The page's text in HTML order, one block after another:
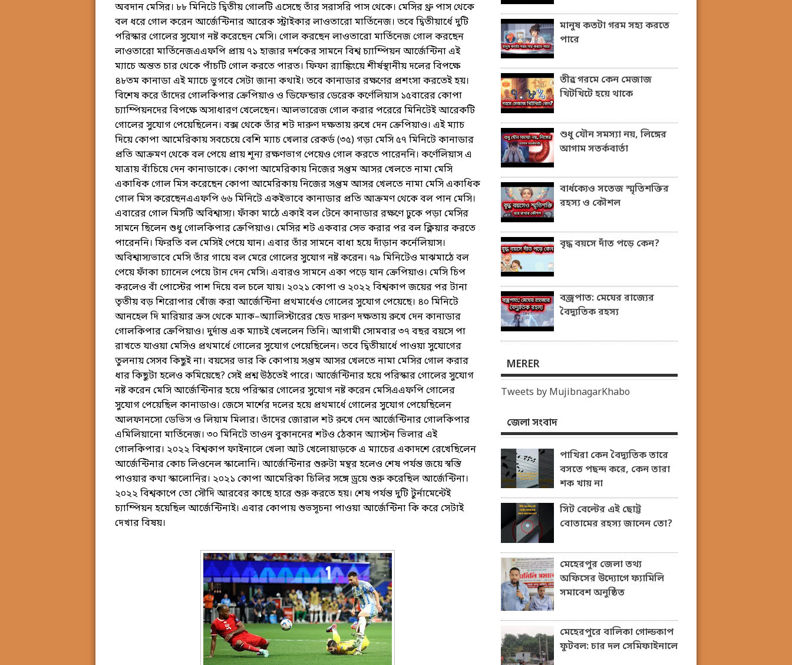
অবদান মেসির। ৮৮ মিনিটে দ্বিতীয় গোলটি এসেছে তাঁর সরাসরি পাস থেকে। মেসির থ্রু পাস থেকে
বল ধরে গোল করেন আর্জেন্টিনার আরেক স্ট্রাইকার লাওতারো মার্তিনেজ। তবে দ্বিতীয়ার্ধে দুটি
পরিস্কার গোলের সুযোগ নষ্ট করেছেন মেসি। গোল করছেন লাওতারো মার্তিনেজ গোল করছেন
লাওতারো মার্তিনেজএএফপি প্রায় ৭১ হাজার দর্শকের সামনে বিশ্ব চ্যাম্পিয়ন আর্জেন্টিনা এই
ম্যাচে অন্তত চার থেকে পাঁচটি গোল করতে পারত। ফিফা র‌্যাঙ্কিংয়ে শীর্ষস্থানীয় দলের বিপক্ষে
৪৮তম কানাডা এই ম্যাচে ভুগবে সেটা জানা কথাই। তবে কানাডার রক্ষণের প্রশংসা করতেই হয়।
বিশেষ করে তাঁদের গোলকিপার ক্রেপিয়াও ও ডিফেন্ডার ডেরেক কর্ণেলিয়াস ১৫বারের কোপা
চ্যাম্পিয়নদের বিপক্ষে অসাধারণ খেলেছেন। আলভারেজ গোল করার পরেরে মিনিটেই আরেকটি
গোলের সুযোগ পেয়েছিলেন। বক্স থেকে তাঁর শট দারুণ দক্ষতায় রুখে দেন ক্রেপিয়াও। এই ম্যাচ
দিয়ে কোপা আমেরিকায় সবচেয়ে বেশি ম্যাচ খেলার রেকর্ড (৩৫) গড়া মেসি ৫৭ মিনিটে কানাডার
প্রতি আক্রমণ থেকে বল পেয়ে প্রায় শূন্য রক্ষণভাগ পেয়েও গোল করতে পারেননি। কর্ণেলিয়াস এ
যাত্রায় বাঁচিয়ে দেন কানাডাকে। কোপা আমেরিকায় নিজের সপ্তম আসর খেলতে নামা মেসি
একাধিক গোল মিস করেছেন কোপা আমেরিকায় নিজের সপ্তম আসর খেলতে নামা মেসি একাধিক
গোল মিস করেছেনএএফপি ৬৬ মিনিটে একইভাবে কানাডার প্রতি আক্রমণ থেকে বল পান মেসি।
এবারের গোল মিসটি অবিশ্বাস্য। ফাঁকা মাঠে একাই বল টেনে কানাডার রক্ষণে ঢুকে পড়া মেসির
সামনে ছিলেন শুধু গোলকিপার ক্রেপিয়াও। মেসির শট একবার সেভ করার পর বল ক্লিয়ার করতে
পারেননি। ফিরতি বল মেসিই পেয়ে যান। এবার তাঁর সামনে বাধা হয়ে দাঁড়ান কর্নেলিয়াস।
অবিশ্বাস্যভাবে মেসি তাঁর গায়ে বল মেরে গোলের সুযোগ নষ্ট করেন। ৭৯ মিনিটেও মাঝমাঠে বল
পেয়ে ফাঁকা চ্যানেল পেয়ে টান দেন মেসি। এবারও সামনে একা পড়ে যান ক্রেপিয়াও। মেসি চিপ
করলেও বাঁ পোস্টের পাশ দিয়ে বল চলে যায়। ২০২১ কোপা ও ২০২২ বিশ্বকাপ জয়ের পর টানা
তৃতীয় বড় শিরোপার খোঁজ করা আর্জেন্টিনা প্রথমার্ধেও গোলের সুযোগ পেয়েছে। ৪০ মিনিটে
আনহেল দি মারিয়ার ক্রস থেকে ম্যাক–অ্যালিস্টারের হেড দারুণ দক্ষতায় রুখে দেন কানাডার
গোলকিপার ক্রেপিয়াও। দুর্দান্ত এক ম্যাচই খেললেন তিনি। আগামী সোমবার ৩৭ বছর বয়সে পা
রাখতে যাওয়া মেসিও প্রথমার্ধে গোলের সুযোগ পেয়েছিলেন। তবে দ্বিতীয়ার্ধে পাওয়া সুযোগের
তুলনায় সেসব কিছুই না। বয়সের ভার কি কোপায় সপ্তম আসর খেলতে নামা মেসির গোল করার
ধার কিছুটা হলেও কমিয়েছে? সেই প্রশ্ন উঠতেই পারে। আর্জেন্টিনার হয়ে পরিস্কার গোলের সুযোগ
নষ্ট করেন মেসি আর্জেন্টিনার হয়ে পরিস্কার গোলের সুযোগ নষ্ট করেন মেসিএএফপি গোলের
সুযোগ পেয়েছিল কানাডাও। জেসে মার্শের দলের হয়ে প্রথমার্ধে গোলের সুযোগ পেয়েছিলেন
আলফানসো ডেভিস ও লিয়াম মিলার। তাঁদের জোরাল শট রুখে দেন আর্জেন্টিনার গোলকিপার
এমিলিয়ানো মার্তিনেজ। ৩০ মিনিটে তাওন বুকাননের শটও ঠেকান অ্যাস্টন ভিলার এই
গোলকিপার। ২০২২ বিশ্বকাপ ফাইনালে খেলা আট খেলোয়াড়কে এ ম্যাচের একাদশে রেখেছিলেন
আর্জেন্টিনার কোচ লিওনেল স্কালোনি। আর্জেন্টিনার শুরুটা মন্থর হলেও শেষ পর্যন্ত জয়ে স্বস্তি
পাওয়ার কথা স্কালোনির। ২০২১ কোপা আমেরিকা চিলির সঙ্গে ড্রয়ে শুরু করেছিল আর্জেন্টিনা।
২০২২ বিশ্বকাপে তো সৌদি আরবের কাছে হারে শুরু করতে হয়। শেষ পর্যন্ত দুটি টুর্নামেন্টেই
চ্যাম্পিয়ন হয়েছিল আর্জেন্টিনাই। এবার কোপায় শুভসূচনা পাওয়া আর্জেন্টিনা কি করে সেটাই
দেখার বিষয়।
মানুষ কতটা গরম সহ্য করতে
পারে
তীব্র গরমে কেন মেজাজ
খিটখিটে হয়ে থাকে
শুধু যৌন সমস্যা নয়, লিঙ্গের
আগাম সতর্কবার্তা
বার্ধক্যেও সতেজ স্মৃতিশক্তির
রহস্য ও কৌশল
বৃদ্ধ বয়সে দাঁত পড়ে কেন?
বজ্রপাত: মেঘের রাজ্যের
বৈদ্যুতিক রহস্য
MERER
Tweets by MujibnagarKhabo
জেলা সংবাদ
পাখিরা কেন বৈদ্যুতিক তারে
বসতে পছন্দ করে, কেন তারা
শক খায় না
সিট বেল্টের এই ছোট্ট
বোতামের রহস্য জানেন তো?
মেহেরপুর জেলা তথ্য
অফিসের উদ্যোগে ফ্যামিলি
সমাবেশ অনুষ্ঠিত
মেহেরপুরে বালিকা গোল্ডকাপ
ফুটবল: চার দল সেমিফাইনালে